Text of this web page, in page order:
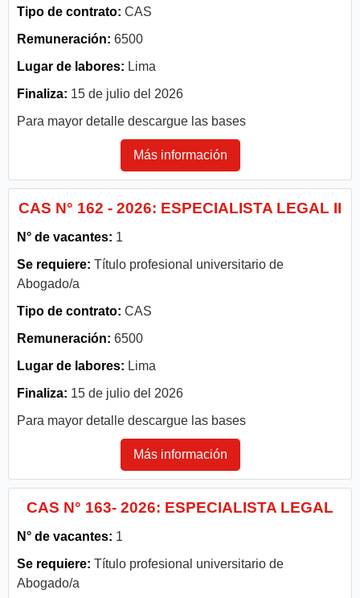
Tipo de contrato: CAS
Remuneración: 6500
Lugar de labores: Lima
Finaliza: 15 de julio del 2026
Para mayor detalle descargue las bases
Más información
CAS N° 162 - 2026: ESPECIALISTA LEGAL II
N° de vacantes: 1
Se requiere: Título profesional universitario de
Abogado/a
Tipo de contrato: CAS
Remuneración: 6500
Lugar de labores: Lima
Finaliza: 15 de julio del 2026
Para mayor detalle descargue las bases
Más información
CAS N° 163- 2026: ESPECIALISTA LEGAL
N° de vacantes: 1
Se requiere: Título profesional universitario de
Abogado/a